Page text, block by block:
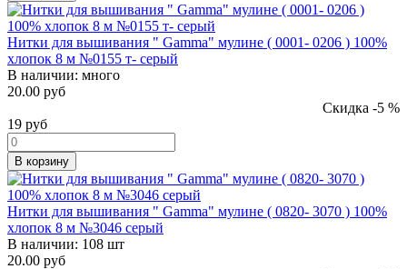
Нитки для вышивания " Gamma" мулине ( 0001- 0206 ) 100%
хлопок 8 м №0155 т- серый
В наличии: много
20.00 руб
Скидка -5 %
19 руб
В корзину
Нитки для вышивания " Gamma" мулине ( 0820- 3070 ) 100%
хлопок 8 м №3046 серый
В наличии: 108 шт
20.00 руб